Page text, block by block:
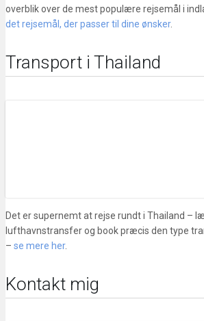
overblik over de mest populære rejsemål i
det rejsemål, der passer til dine ønsker.
Transport i Thailand
Det er supernemt at rejse rundt i Thailand –
lufthavnstransfer og book præcis den type
– se mere her.
Kontakt mig